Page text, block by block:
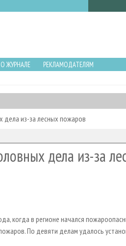
О ЖУРНАЛЕ
РЕКЛАМОДАТЕЛЯМ
дела из-за лесных пожаров
дела из-за
когда в регионе начался
По девяти делам удалось